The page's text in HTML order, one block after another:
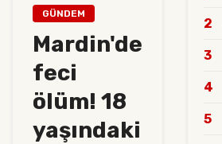
GÜNDEM
Mardin'de
feci
ölüm! 18
yaşındaki
2
3
4
5